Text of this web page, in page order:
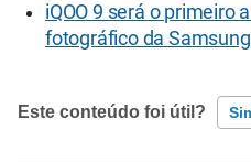
iQOO 9 será o primeiro
fotográfico da Samsung
Este conteúdo foi útil?